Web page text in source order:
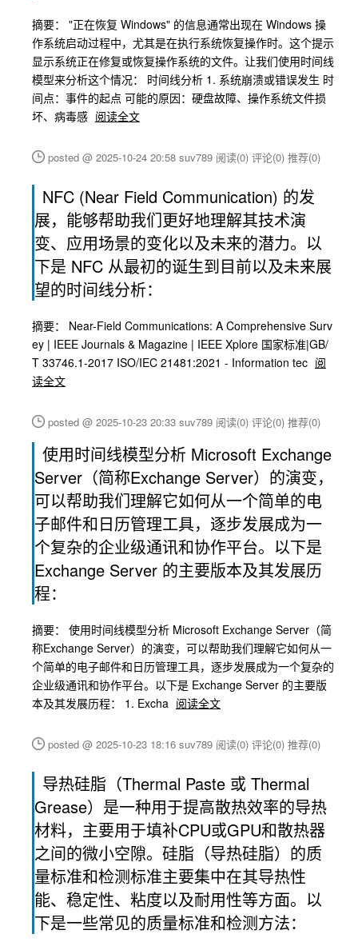
摘要： "正在恢复 Windows" 的信息通常出现在 Windows 操
作系统启动过程中，尤其是在执行系统恢复操作时。这个提示
显示系统正在修复或恢复操作系统的文件。让我们使用时间线
模型来分析这个情况： 时间线分析 1. 系统崩溃或错误发生 时
间点：事件的起点 可能的原因：硬盘故障、操作系统文件损
坏、病毒感 阅读全文
posted @ 2025-10-24 20:58 suv789 阅读(0) 评论(0) 推荐(0)
NFC (Near Field Communication) 的发
展，能够帮助我们更好地理解其技术演
变、应用场景的变化以及未来的潜力。以
下是 NFC 从最初的诞生到目前以及未来展
望的时间线分析：
摘要： Near-Field Communications: A Comprehensive Surv
ey | IEEE Journals & Magazine | IEEE Xplore 国家标准|GB/
T 33746.1-2017 ISO/IEC 21481:2021 - Information tec 阅
读全文
posted @ 2025-10-23 20:33 suv789 阅读(0) 评论(0) 推荐(0)
使用时间线模型分析 Microsoft Exchange
Server（简称Exchange Server）的演变，
可以帮助我们理解它如何从一个简单的电
子邮件和日历管理工具，逐步发展成为一
个复杂的企业级通讯和协作平台。以下是
Exchange Server 的主要版本及其发展历
程：
摘要： 使用时间线模型分析 Microsoft Exchange Server（简
称Exchange Server）的演变，可以帮助我们理解它如何从一
个简单的电子邮件和日历管理工具，逐步发展成为一个复杂的
企业级通讯和协作平台。以下是 Exchange Server 的主要版
本及其发展历程： 1. Excha 阅读全文
posted @ 2025-10-23 18:16 suv789 阅读(0) 评论(0) 推荐(0)
导热硅脂（Thermal Paste 或 Thermal
Grease）是一种用于提高散热效率的导热
材料，主要用于填补CPU或GPU和散热器
之间的微小空隙。硅脂（导热硅脂）的质
量标准和检测标准主要集中在其导热性
能、稳定性、粘度以及耐用性等方面。以
下是一些常见的质量标准和检测方法：